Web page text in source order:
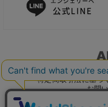
ご利用ガイド
特定商取引法に基づ
お問